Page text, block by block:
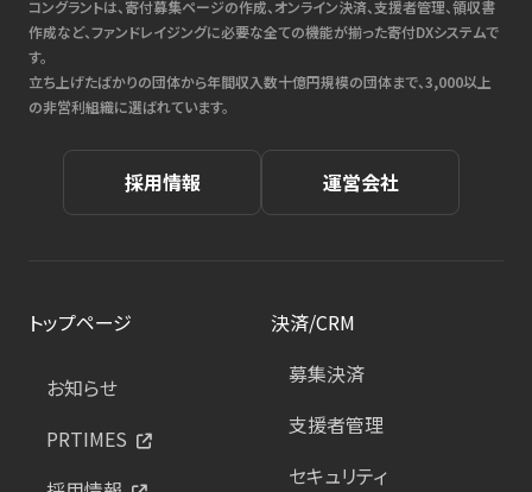
コングラントは、寄付募集ページの作成、オンライン決済、支援者管理、領収書
作成など、ファンドレイジングに必要な全ての機能が揃った寄付DXシステムで
す。
立ち上げたばかりの団体から年間収入数十億円規模の団体まで、3,000以上
の非営利組織に選ばれています。
採用情報 運営会社
トップページ
お知らせ
PRTIMES
決済/CRM
募集決済
支援者管理
セキュリティ